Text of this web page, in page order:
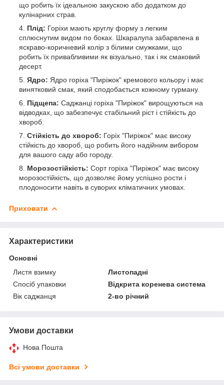
що робить їх ідеальною закускою або додатком до
кулінарних страв.
Плід: Горіхи мають круглу форму з легким
сплюснутим видом по боках. Шкаралупа забарвлена в
яскраво-коричневий колір з білими смужками, що
робить їх привабливими як візуально, так і як смаковий
десерт.
Ядро: Ядро горіха "Пиріжок" кремового кольору і має
винятковий смак, який сподобається кожному гурману.
Підщепа: Саджанці горіха "Пиріжок" вирощуються на
відводках, що забезпечує стабільний ріст і стійкість до
хвороб.
Стійкість до хвороб: Горіх "Пиріжок" має високу
стійкість до хвороб, що робить його надійним вибором
для вашого саду або городу.
Морозостійкість: Сорт горіха "Пиріжок" має високу
морозостійкість, що дозволяє йому успішно рости і
плодоносити навіть в суворих кліматичних умовах.
Приховати
Характеристики
Основні
Листя взимку
Листопадні
Спосіб упаковки
Відкрита коренева система
Вік саджанця
2-во річний
Умови доставки
Нова Пошта
Всі умови доставки